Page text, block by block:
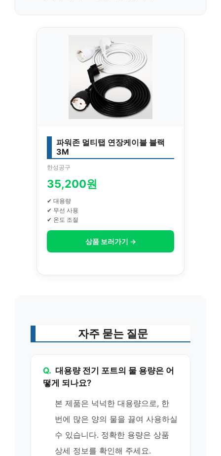
파워존 멀티탭 연장케이블 블랙
3M
한성공구
35,200원
✔ 대용량
✔ 무선 사용
✔ 온도 조절
상품 보러가기 →
자주 묻는 질문
Q. 대용량 전기 포트의 물 용량은 어
떻게 되나요?
본 제품은 넉넉한 대용량으로, 한
번에 많은 양의 물을 끓여 사용하실
수 있습니다. 정확한 용량은 상품
상세 정보를 확인해 주세요.